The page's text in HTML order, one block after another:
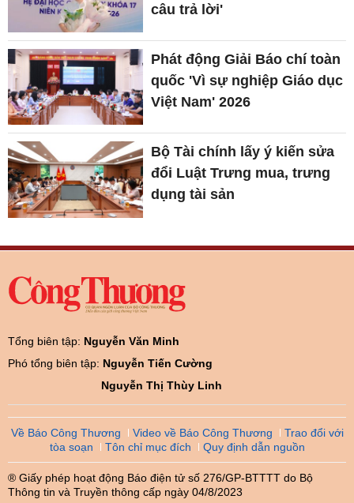
câu trả lời'
Phát động Giải Báo chí toàn
quốc 'Vì sự nghiệp Giáo dục
Việt Nam' 2026
Bộ Tài chính lấy ý kiến sửa
đổi Luật Trưng mua, trưng
dụng tài sản
Tổng biên tập: Nguyễn Văn Minh
Phó tổng biên tập: Nguyễn Tiến Cường
Nguyễn Thị Thùy Linh
Về Báo Công Thương Video về Báo Công Thương
Trao đổi với
tòa soạn
Tôn chỉ mục đích Quy định dẫn nguồn
® Giấy phép hoạt động Báo điện tử số 276/GP-BTTTT do Bộ
Thông tin và Truyền thông cấp ngày 04/8/2023